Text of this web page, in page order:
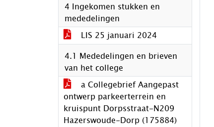
4 Ingekomen stukken en
mededelingen
LIS 25 januari 2024
4.1 Mededelingen en brieven
van het college
a Collegebrief Aangepast
ontwerp parkeerterrein en
kruispunt Dorpsstraat-N209
Hazerswoude-Dorp (175884)